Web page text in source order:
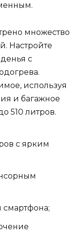
множество
Настройте
с
используя
и багажное
510 литров.
с ярким
смартфона;